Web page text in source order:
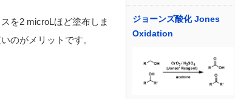
を2 microLほど塗布しま
のがメリットです。
ジョーンズ酸化 Jones
Oxidation